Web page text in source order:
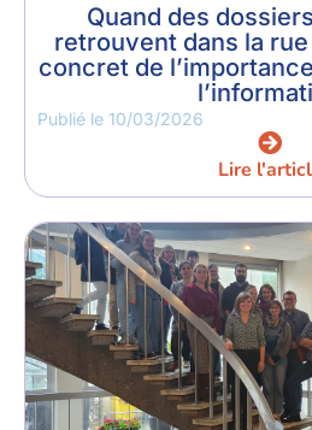
Quand des
retrouvent dans la
concret de
Publié le 10/03/2026
Lire